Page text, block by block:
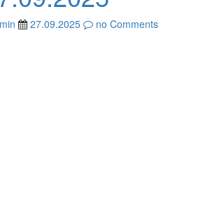
27.09.2025 no Comments